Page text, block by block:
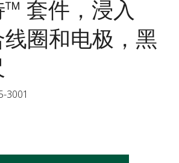
套件，浸入
圈和电极，黑
3001